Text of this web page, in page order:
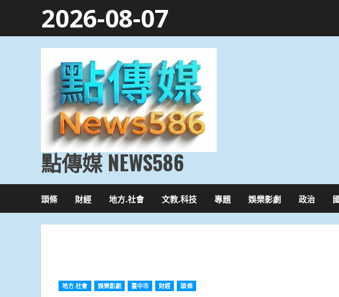
2026-08-07
點傳媒 NEWS586
頭條 財經 地方.社會 文教.科技 專題 娛樂影劇 政治
地方.社會 娛樂影劇 臺中市 財經 頭條